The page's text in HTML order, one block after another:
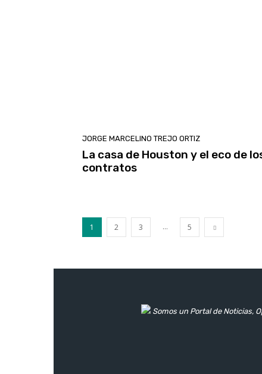
JORGE MARCELINO TREJO ORTIZ
La casa de Houston y el eco de
contratos
1 2 3 ... 5
Somos un Portal de Noticias,